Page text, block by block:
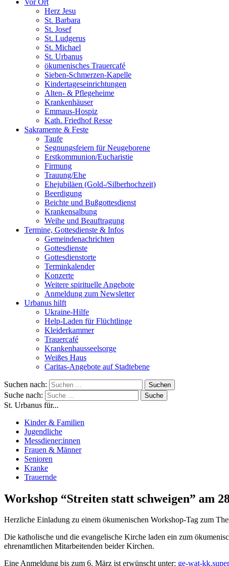
Herz Jesu
St. Barbara
St. Josef
St. Ludgerus
St. Michael
St. Urbanus
ökumenisches Trauercafé
Sieben-Schmerzen-Kapelle
Kindertageseinrichtungen
Alten- & Pflegeheime
Krankenhäuser
Emmaus-Hospiz
Kath. Friedhof Resse
Sakramente & Feste
Taufe
Segnungsfeiern für Neugeborene
Erstkommunion/Eucharistie
Firmung
Trauung/Ehe
Ehejubiläen (Gold-/Silberhochzeit)
Beerdigung
Beichte und Bußgottesdienst
Krankensalbung
Weihe und Beauftragung
Termine, Gottesdienste & Infos
Gemeindenachrichten
Gottesdienste
Gottesdienstorte
Terminkalender
Konzerte
Weitere spirituelle Angebote
Anmeldung zum Newsletter
Urbanus hilft
Ukraine-Hilfe
Help-Laden für Flüchtlinge
Kleiderkammer
Trauercafé
Krankenhausseelsorge
Weißes Haus
Caritas-Angebote auf Stadtebene
Suchen nach:
Suche nach:
St. Urbanus für...
Kinder & Familien
Jugendliche
Messdiener:innen
Frauen & Männer
Senioren
Kranke
Trauernde
Workshop “Streiten statt schweigen” am
Herzliche Einladung zu einem ökumenischen Workshop-Tag zum
Die katholische und die evangelische Kirche laden ein zum
ehrenamtlichen Mitarbeitenden beider Kirchen.
Eine Anmeldung bis zum 6. März ist erwünscht unter: ge-wat-